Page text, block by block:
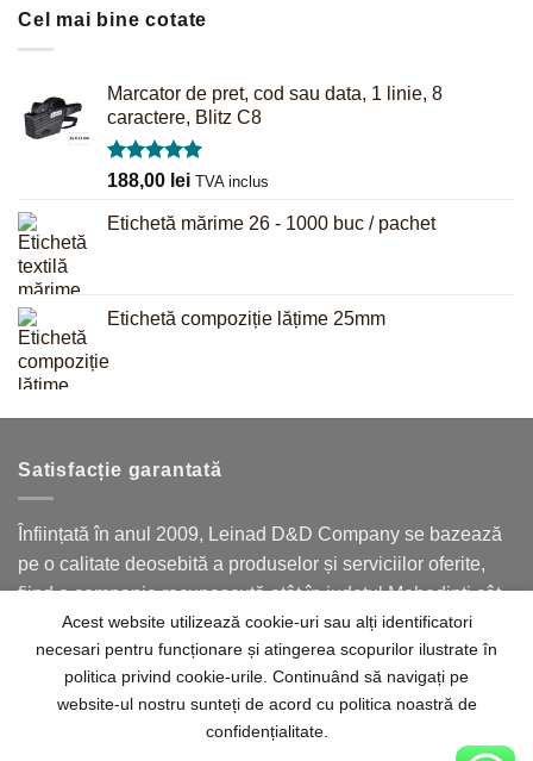
fost:
Cel mai bine cotate
Marcator de pret, cod sau data, 1 linie, 8
caractere, Blitz C8
Evaluat la
188,00 lei TVA inclus
Etichetă mărime 26 - 1000 buc / pachet
Etichetă compoziție lățime 25mm
Satisfacție garantată
Înființată în anul 2009, Leinad D&D Company se bazează
pe o calitate deosebită a produselor și serviciilor oferite,
fiind o companie recunoscută atât în județul Mehedinți cât
și în județele limitrofe.
Acest website utilizează cookie-uri sau alți identificatori
necesari pentru funcționare și atingerea scopurilor ilustrate în
politica privind cookie-urile. Continuând să navigați pe
website-ul nostru sunteți de acord cu politica noastră de
confidențialitate.